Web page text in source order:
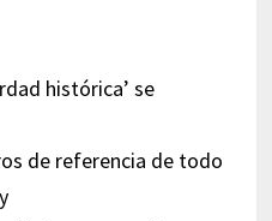
histórica’ se
de referencia de todo